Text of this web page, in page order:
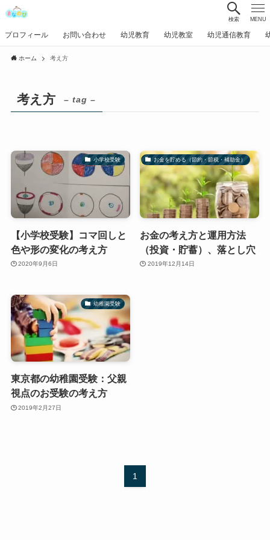
検索 MENU
プロフィール お問い合わせ 幼児教育 幼児教室 幼児通信教育
ホーム 考え方
考え方 – tag –
小学校受験
【小学校受験】コマ回しと
色や形の変化の考え方
2020年9月6日
お金を貯める（節約・節税・補助金）
お金の考え方と運用方法
（投資・貯蓄）、落とし穴
2019年12月14日
幼稚園受験
東京都の幼稚園受験：父親
視点のお受験の考え方
2019年2月27日
1